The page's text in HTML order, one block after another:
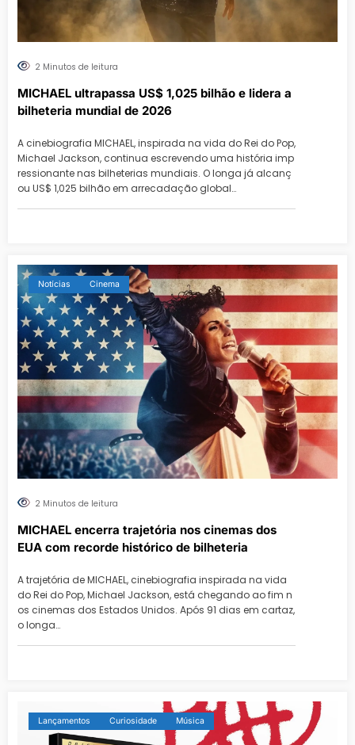
2 Minutos de leitura
MICHAEL ultrapassa US$ 1,025 bilhão e lidera a
bilheteria mundial de 2026
A cinebiografia MICHAEL, inspirada na vida do Rei do Pop,
Michael Jackson, continua escrevendo uma história imp
ressionante nas bilheterias mundiais. O longa já alcanç
ou US$ 1,025 bilhão em arrecadação global…
Notícias Cinema
2 Minutos de leitura
MICHAEL encerra trajetória nos cinemas dos
EUA com recorde histórico de bilheteria
A trajetória de MICHAEL, cinebiografia inspirada na vida
do Rei do Pop, Michael Jackson, está chegando ao fim n
os cinemas dos Estados Unidos. Após 91 dias em cartaz,
o longa…
Lançamentos Curiosidade Música